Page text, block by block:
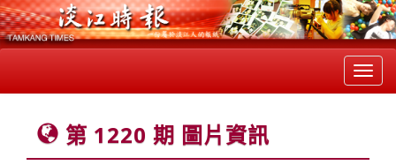
第 1220 期 圖片資訊